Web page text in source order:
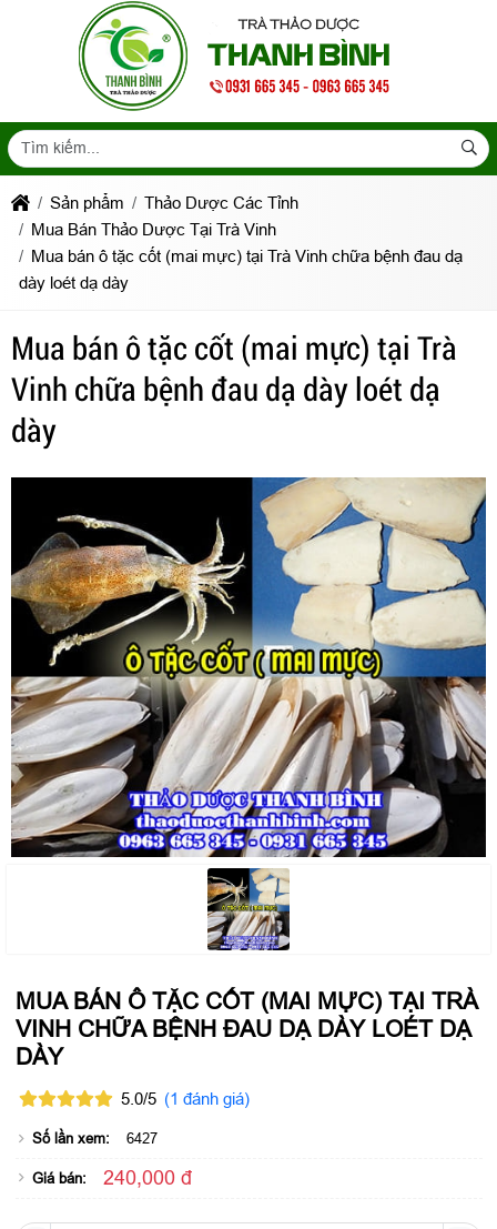
Sản phẩm
Thảo Dược Các Tỉnh
Mua Bán Thảo Dược Tại Trà Vinh
Mua bán ô tặc cốt (mai mực) tại Trà Vinh chữa bệnh đau dạ
dày loét dạ dày
Mua bán ô tặc cốt (mai mực) tại Trà
Vinh chữa bệnh đau dạ dày loét dạ
dày
MUA BÁN Ô TẶC CỐT (MAI MỰC) TẠI TRÀ
VINH CHỮA BỆNH ĐAU DẠ DÀY LOÉT DẠ
DÀY
5.0/5 (1 đánh giá)
Số lần xem: 6427
Giá bán: 240,000 đ